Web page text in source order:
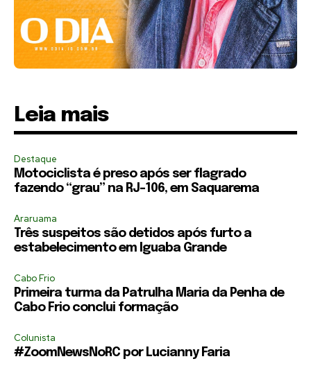
Leia mais
Destaque
Motociclista é preso após ser flagrado
fazendo “grau” na RJ-106, em Saquarema
Araruama
Três suspeitos são detidos após furto a
estabelecimento em Iguaba Grande
Cabo Frio
Primeira turma da Patrulha Maria da Penha de
Cabo Frio conclui formação
Colunista
#ZoomNewsNoRC por Lucianny Faria